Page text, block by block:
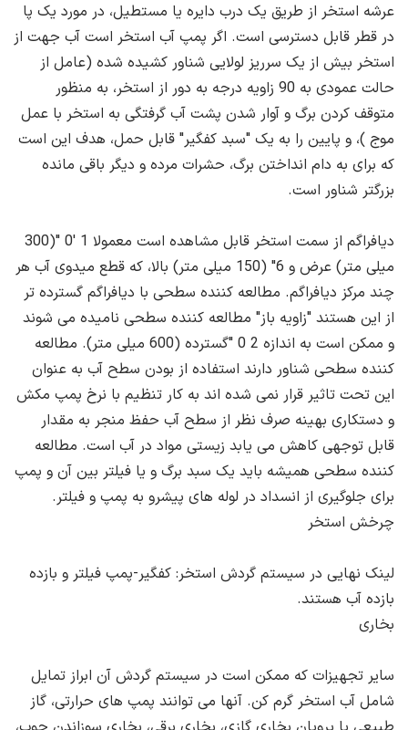
عرشه استخر از طریق یک درب دایره یا مستطیل، در مورد یک پا
در قطر قابل دسترسی است. اگر پمپ آب استخر است آب جهت از
استخر بیش از یک سرریز لولایی شناور کشیده شده (عامل از
حالت عمودی به 90 زاویه درجه به دور از استخر، به منظور
متوقف کردن برگ و آوار شدن پشت آب گرفتگی به استخر با عمل
موج )، و پایین را به یک "سبد کفگیر" قابل حمل، هدف این است
که برای به دام انداختن برگ، حشرات مرده و دیگر باقی مانده
بزرگتر شناور است.
دیافراگم از سمت استخر قابل مشاهده است معمولا 1 '0 "(300
میلی متر) عرض و 6" (150 میلی متر) بالا، که قطع میدوی آب هر
چند مرکز دیافراگم. مطالعه کننده سطحی با دیافراگم گسترده تر
از این هستند "زاویه باز" مطالعه کننده سطحی نامیده می شوند
و ممکن است به اندازه 2 0 "گسترده (600 میلی متر). مطالعه
کننده سطحی شناور دارند استفاده از بودن سطح آب به عنوان
این تحت تاثیر قرار نمی شده اند به کار تنظیم با نرخ پمپ مکش
و دستکاری بهینه صرف نظر از سطح آب حفظ منجر به مقدار
قابل توجهی کاهش می یابد زیستی مواد در آب است. مطالعه
کننده سطحی همیشه باید یک سبد برگ و یا فیلتر بین آن و پمپ
برای جلوگیری از انسداد در لوله های پیشرو به پمپ و فیلتر.
چرخش استخر
لینک نهایی در سیستم گردش استخر: کفگیر-پمپ فیلتر و بازده
بازده آب هستند.
بخاری
سایر تجهیزات که ممکن است در سیستم گردش آن ابراز تمایل
شامل آب استخر گرم کن. آنها می توانند پمپ های حرارتی، گاز